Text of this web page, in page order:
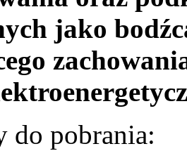
jako
do pobrania: